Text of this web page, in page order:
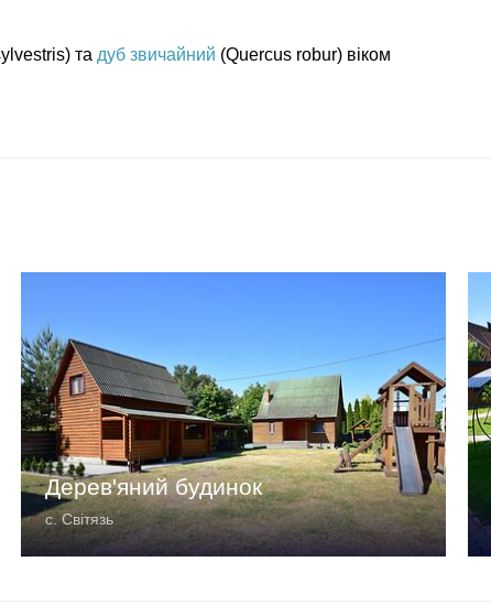
та дуб звичайний (Quercus robur) віком
Дерев'яний будинок
с. Світязь